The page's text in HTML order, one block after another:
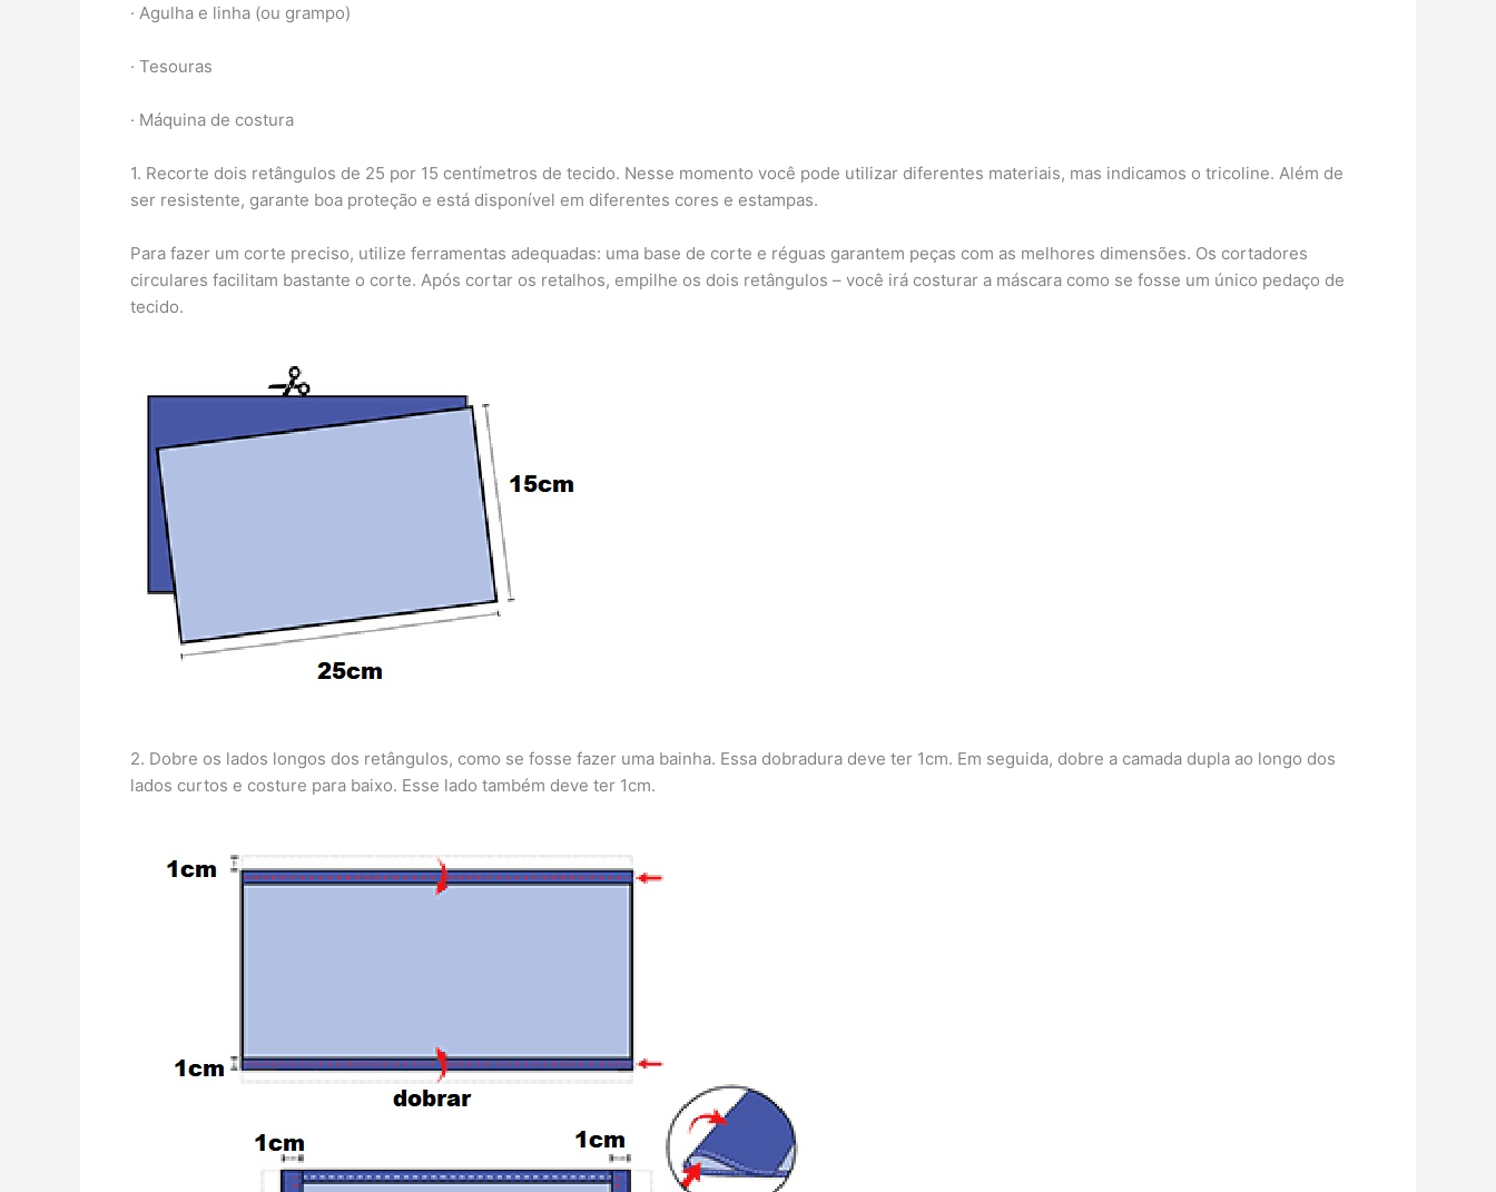
· Agulha e linha (ou grampo)
· Tesouras
· Máquina de costura
1. Recorte dois retângulos de 25 por 15 centímetros de tecido. Nesse momento você pode utilizar diferentes materiais, mas indicamos o tricoline. Além de
ser resistente, garante boa proteção e está disponível em diferentes cores e estampas.
Para fazer um corte preciso, utilize ferramentas adequadas: uma base de corte e réguas garantem peças com as melhores dimensões. Os cortadores
circulares facilitam bastante o corte. Após cortar os retalhos, empilhe os dois retângulos – você irá costurar a máscara como se fosse um único pedaço de
tecido.
2. Dobre os lados longos dos retângulos, como se fosse fazer uma bainha. Essa dobradura deve ter 1cm. Em seguida, dobre a camada dupla ao longo dos
lados curtos e costure para baixo. Esse lado também deve ter 1cm.